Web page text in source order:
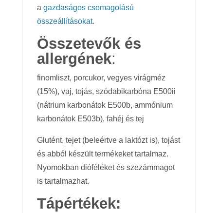
a gazdaságos csomagolású
összeállításokat.
Összetevők és
allergének:
finomliszt, porcukor, vegyes virágméz
(15%), vaj, tojás, szódabikarbóna E500ii
(nátrium karbonátok E500b, ammónium
karbonátok E503b), fahéj és tej
Glutént, tejet (beleértve a laktózt is), tojást
és abból készült termékeket tartalmaz.
Nyomokban dióféléket és szezámmagot
is tartalmazhat.
Tápértékek: